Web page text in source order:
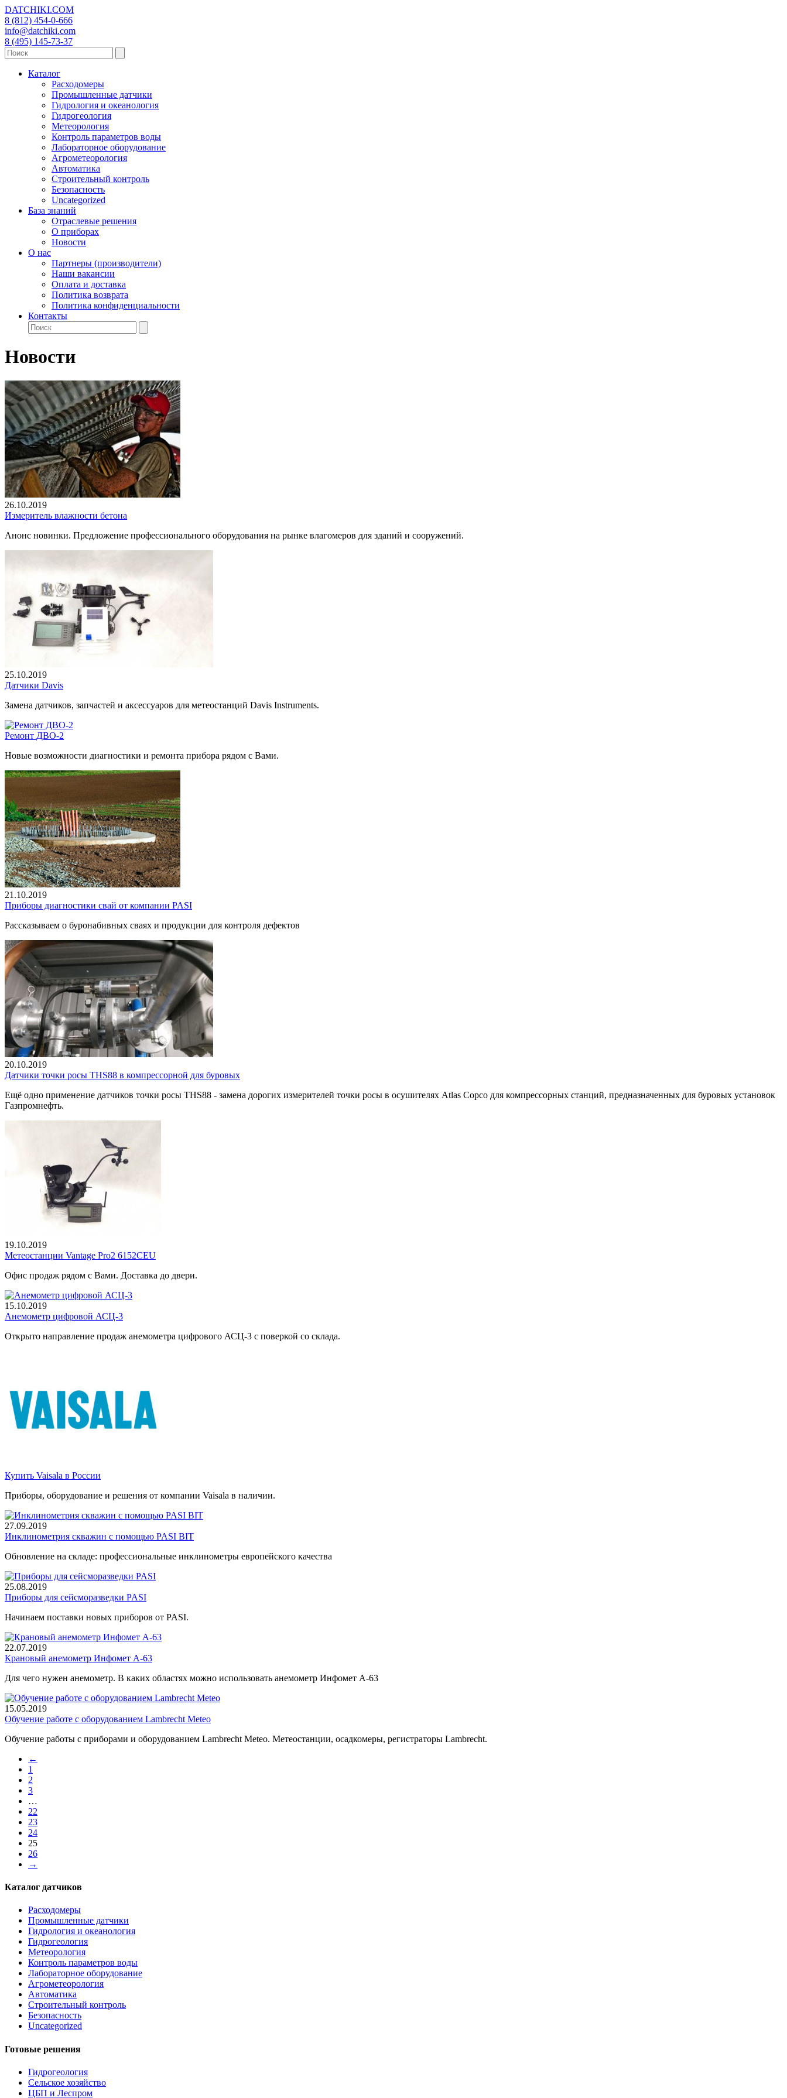
DATCHIKI.COM
8 (812) 454-0-666
info@datchiki.com
8 (495) 145-73-37
Каталог
Расходомеры
Промышленные датчики
Гидрология и океанология
Гидрогеология
Метеорология
Контроль параметров воды
Лабораторное оборудование
Агрометеорология
Автоматика
Строительный контроль
Безопасность
Uncategorized
База знаний
Отраслевые решения
О приборах
Новости
О нас
Партнеры (производители)
Наши вакансии
Оплата и доставка
Политика возврата
Политика конфиденциальности
Контакты
Новости
26.10.2019
Измеритель влажности бетона
Анонс новинки. Предложение профессионального оборудования на рынке влагомеров для зданий и сооружений.
25.10.2019
Датчики Davis
Замена датчиков, запчастей и аксессуаров для метеостанций Davis Instruments.
Ремонт ДВО-2
Новые возможности диагностики и ремонта прибора рядом с Вами.
21.10.2019
Приборы диагностики свай от компании PASI
Рассказываем о буронабивных сваях и продукции для контроля дефектов
20.10.2019
Датчики точки росы THS88 в компрессорной для буровых
Ещё одно применение датчиков точки росы THS88 - замена дорогих измерителей точки росы в осушителях Atlas Copco для компрессорных станций, предназначенных для буровых установок
Газпромнефть.
19.10.2019
Метеостанции Vantage Pro2 6152CEU
Офис продаж рядом с Вами. Доставка до двери.
15.10.2019
Анемометр цифровой АСЦ-3
Открыто направление продаж анемометра цифрового АСЦ-3 с поверкой со склада.
Купить Vaisala в России
Приборы, оборудование и решения от компании Vaisala в наличии.
27.09.2019
Инклинометрия скважин с помощью PASI BIT
Обновление на складе: профессиональные инклинометры европейского качества
25.08.2019
Приборы для сейсморазведки PASI
Начинаем поставки новых приборов от PASI.
22.07.2019
Крановый анемометр Инфомет А-63
Для чего нужен анемометр. В каких областях можно использовать анемометр Инфомет А-63
15.05.2019
Обучение работе с оборудованием Lambrecht Meteo
Обучение работы с приборами и оборудованием Lambrecht Meteo. Метеостанции, осадкомеры, регистраторы Lambrecht.
←
1
2
3
…
22
23
24
25
26
→
Каталог датчиков
Расходомеры
Промышленные датчики
Гидрология и океанология
Гидрогеология
Метеорология
Контроль параметров воды
Лабораторное оборудование
Агрометеорология
Автоматика
Строительный контроль
Безопасность
Uncategorized
Готовые решения
Гидрогеология
Сельское хозяйство
ЦБП и Леспром